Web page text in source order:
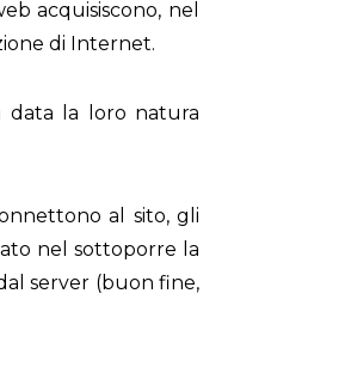
acquisiscono, nel
di Internet.
data la loro natura
al sito, gli
nel sottoporre la
server (buon fine,